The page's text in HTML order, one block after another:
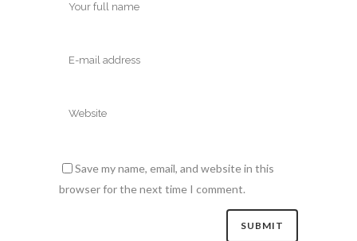
Save my name, email, and website in this
browser for the next time I comment.